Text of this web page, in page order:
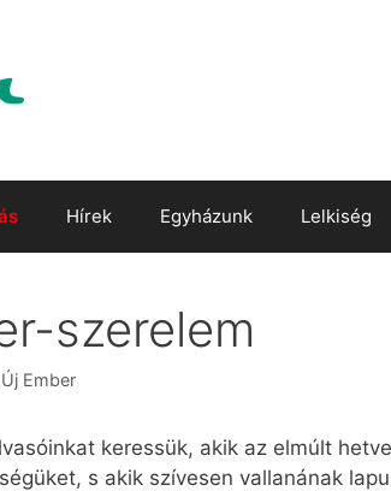
Hírek Egyházunk Lelkiség
szerelem
Új Ember
keressük, akik az elmúlt
s akik szívesen vallanának